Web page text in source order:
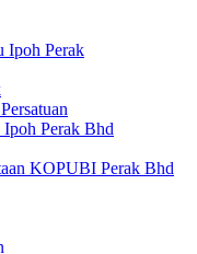
Ipoh Perak
Perak Bhd
KOPUBI Perak Bhd